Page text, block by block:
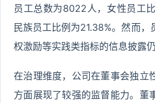
员工总数为8022人，女性员工
民族员工比例为21.38%。然而，
权激励等实践类指标的信息披露仍
在治理维度，公司在董事会独立
方面展现了较强的监督能力。董